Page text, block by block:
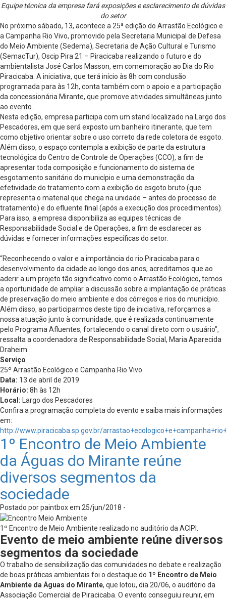
Equipe técnica da empresa fará exposições e esclarecimento de dúvidas
do setor
No próximo sábado, 13, acontece a 25ª edição do Arrastão Ecológico e
a Campanha Rio Vivo, promovido pela Secretaria Municipal de Defesa
do Meio Ambiente (Sedema), Secretaria de Ação Cultural e Turismo
(SemacTur), Oscip Pira 21 – Piracicaba realizando o futuro e do
ambientalista José Carlos Masson, em comemoração ao Dia do Rio
Piracicaba. A iniciativa, que terá início às 8h com conclusão
programada para às 12h, conta também com o apoio e a participação
da concessionária Mirante, que promove atividades simultâneas junto
ao evento.
Nesta edição, empresa participa com um stand localizado na Largo dos
Pescadores, em que será exposto um banheiro itinerante, que tem
como objetivo orientar sobre o uso correto da rede coletora de esgoto.
Além disso, o espaço contempla a exibição de parte da estrutura
tecnológica do Centro de Controle de Operações (CCO), a fim de
apresentar toda composição e funcionamento do sistema de
esgotamento sanitário do município e uma demonstração da
efetividade do tratamento com a exibição do esgoto bruto (que
representa o material que chega na unidade – antes do processo de
tratamento) e do efluente final (após a execução dos procedimentos).
Para isso, a empresa disponibiliza as equipes técnicas de
Responsabilidade Social e de Operações, a fim de esclarecer as
dúvidas e fornecer informações específicas do setor.
“Reconhecendo o valor e a importância do rio Piracicaba para o
desenvolvimento da cidade ao longo dos anos, acreditamos que ao
aderir a um projeto tão significativo como o Arrastão Ecológico, temos
a oportunidade de ampliar a discussão sobre a implantação de práticas
de preservação do meio ambiente e dos córregos e rios do município.
Além disso, ao participarmos deste tipo de iniciativa, reforçamos a
nossa atuação junto à comunidade, que é realizada continuamente
pelo Programa Afluentes, fortalecendo o canal direto com o usuário”,
ressalta a coordenadora de Responsabilidade Social, Maria Aparecida
Draheim.
Serviço
25º Arrastão Ecológico e Campanha Rio Vivo
Data: 13 de abril de 2019
Horário: 8h às 12h
Local: Largo dos Pescadores
Confira a programação completa do evento e saiba mais informações
em:
http://www.piracicaba.sp.gov.br/
1º Encontro de Meio Ambiente
da Águas do Mirante reúne
diversos segmentos da
sociedade
Postado por paintbox em 25/jun/2018 -
1º Encontro de Meio Ambiente realizado no auditório da ACIPI.
Evento de meio ambiente reúne diversos
segmentos da sociedade
O trabalho de sensibilização das comunidades no debate e realização
de boas práticas ambientais foi o destaque do 1º Encontro de Meio
Ambiente da Águas do Mirante, que lotou, dia 20/06, o auditório da
Associação Comercial de Piracicaba. O evento conseguiu reunir, em